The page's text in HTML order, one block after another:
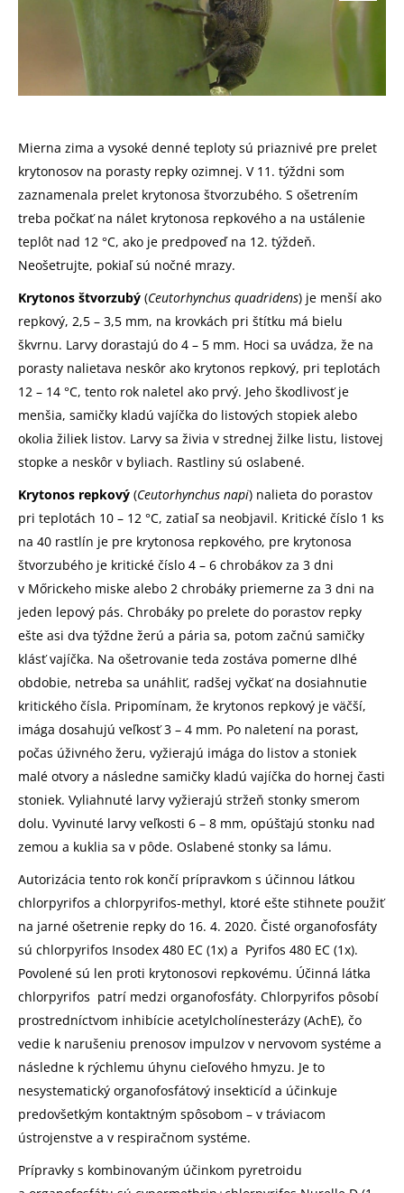
Mierna zima a vysoké denné teploty sú priaznivé pre prelet
krytonosov na porasty repky ozimnej. V 11. týždni som
zaznamenala prelet krytonosa štvorzubého. S ošetrením
treba počkať na nálet krytonosa repkového a na ustálenie
teplôt nad 12 °C, ako je predpoveď na 12. týždeň.
Neošetrujte, pokiaľ sú nočné mrazy.
Krytonos štvorzubý (Ceutorhynchus quadridens) je menší ako
repkový, 2,5 – 3,5 mm, na krovkách pri štítku má bielu
škvrnu. Larvy dorastajú do 4 – 5 mm. Hoci sa uvádza, že na
porasty nalietava neskôr ako krytonos repkový, pri teplotách
12 – 14 °C, tento rok naletel ako prvý. Jeho škodlivosť je
menšia, samičky kladú vajíčka do listových stopiek alebo
okolia žiliek listov. Larvy sa živia v stred­nej žilke listu, listovej
stopke a neskôr v byliach. Rastliny sú oslabené.
Krytonos repkový (Ceutorhynchus napi) nalieta do porastov
pri teplotách 10 – 12 °C, zatiaľ sa neobjavil. Kritické číslo 1 ks
na 40 rastlín je pre krytonosa repkového, pre krytonosa
štvorzubého je kritické číslo 4 – 6 chrobákov za 3 dni
v Mőrickeho miske alebo 2 chrobáky priemerne za 3 dni na
jeden lepový pás. Chrobáky po prelete do porastov repky
ešte asi dva týždne žerú a pária sa, potom začnú samičky
klásť vajíčka. Na ošetrovanie teda zostáva pomerne dlhé
obdobie, netreba sa unáhliť, radšej vyčkať na dosiahnutie
kritického čísla. Pripomínam, že krytonos repkový je väčší,
imága dosahujú veľkosť 3 – 4 mm. Po naletení na porast,
počas úživného žeru, vyžierajú imága do listov a stoniek
malé otvo­ry a následne samičky kladú vajíčka do hornej časti
stoniek. Vyliahnuté larvy vyžierajú stržeň stonky smerom
dolu. Vyvinuté larvy veľkosti 6 – 8 mm, opúšťajú stonku nad
zemou a kuklia sa v pôde. Oslabené stonky sa lámu.
Autorizácia tento rok končí prípravkom s účinnou látkou
chlorpyrifos a chlorpyrifos-methyl, ktoré ešte stihnete použiť
na jarné ošetrenie repky do 16. 4. 2020. Čisté organofosfáty
sú chlorpyrifos Insodex 480 EC (1x) a Pyrifos 480 EC (1x).
Povolené sú len proti krytonosovi repkovému. Účinná látka
chlorpyrifos patrí medzi organofosfáty. Chlorpyrifos pôsobí
prostredníctvom inhibície acetylcholínesterázy (AchE), čo
vedie k narušeniu prenosov impulzov v nervovom systéme a
následne k rýchlemu úhynu cieľového hmyzu. Je to
nesystematický organofosfátový insekticíd a účinkuje
predovšetkým kontaktným spôsobom – v tráviacom
ústrojenstve a v respiračnom systéme.
Prípravky s kombinovaným účinkom pyretroidu